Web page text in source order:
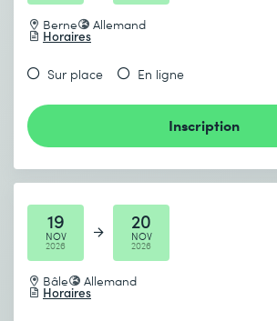
Berne Allemand
Horaires
Sur place En ligne
Inscription
19
NOV
2026
20
NOV
2026
Bâle Allemand
Horaires